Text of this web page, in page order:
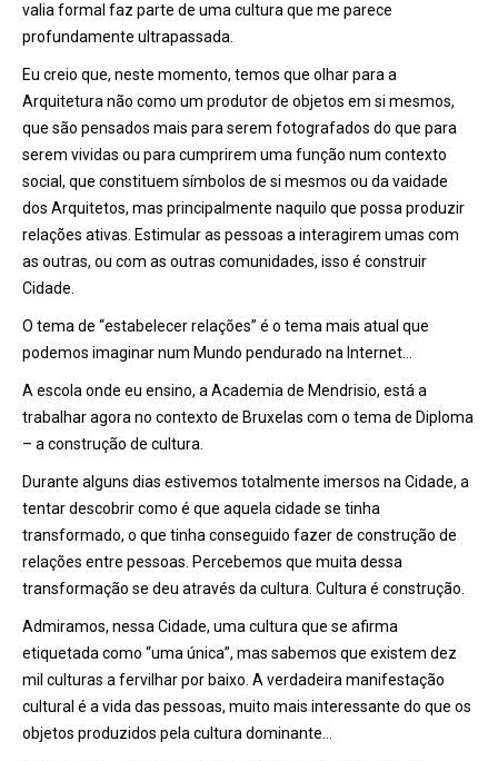
valia formal faz parte de uma cultura que me parece
profundamente ultrapassada.
Eu creio que, neste momento, temos que olhar para a
Arquitetura não como um produtor de objetos em si mesmos,
que são pensados mais para serem fotografados do que para
serem vividas ou para cumprirem uma função num contexto
social, que constituem símbolos de si mesmos ou da vaidade
dos Arquitetos, mas principalmente naquilo que possa produzir
relações ativas. Estimular as pessoas a interagirem umas com
as outras, ou com as outras comunidades, isso é construir
Cidade.
O tema de “estabelecer relações” é o tema mais atual que
podemos imaginar num Mundo pendurado na Internet…
A escola onde eu ensino, a Academia de Mendrisio, está a
trabalhar agora no contexto de Bruxelas com o tema de Diploma
– a construção de cultura.
Durante alguns dias estivemos totalmente imersos na Cidade, a
tentar descobrir como é que aquela cidade se tinha
transformado, o que tinha conseguido fazer de construção de
relações entre pessoas. Percebemos que muita dessa
transformação se deu através da cultura. Cultura é construção.
Admiramos, nessa Cidade, uma cultura que se afirma
etiquetada como “uma única”, mas sabemos que existem dez
mil culturas a fervilhar por baixo. A verdadeira manifestação
cultural é a vida das pessoas, muito mais interessante do que os
objetos produzidos pela cultura dominante…